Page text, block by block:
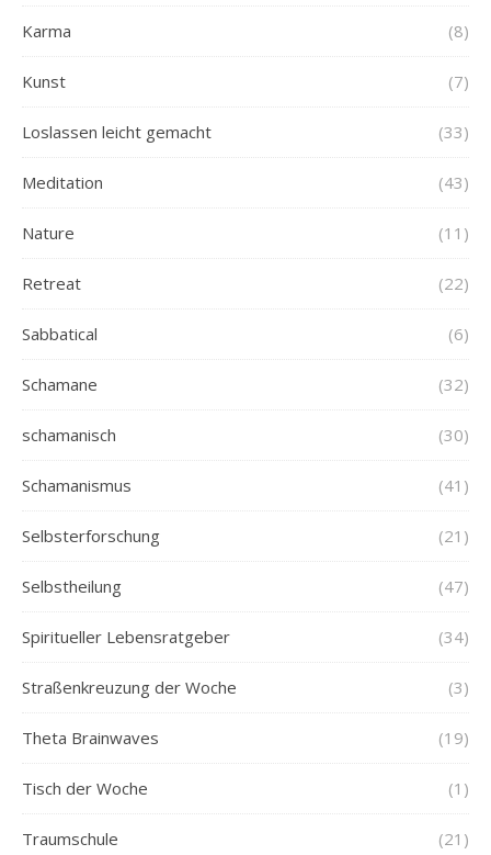
Karma (8)
Kunst (7)
Loslassen leicht gemacht (33)
Meditation (43)
Nature (11)
Retreat (22)
Sabbatical (6)
Schamane (32)
schamanisch (30)
Schamanismus (41)
Selbsterforschung (21)
Selbstheilung (47)
Spiritueller Lebensratgeber (34)
Straßenkreuzung der Woche (3)
Theta Brainwaves (19)
Tisch der Woche (1)
Traumschule (21)